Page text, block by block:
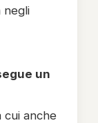
negli
un
cui anche